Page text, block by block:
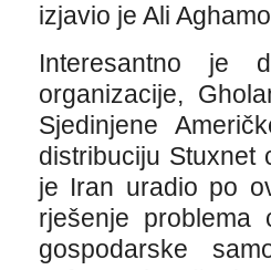
izjavio je Ali
Interesantno je
organizacije,
Sjedinjene
distribuciju
je Iran uradio po
rješenje problema
gospodarske